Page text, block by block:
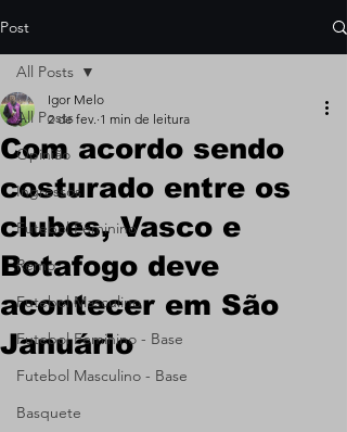
Post
All Posts
Opinião
Ingressos
Futebol Feminino
Remo
Futebol Masculino
Futebol Feminino - Base
Futebol Masculino - Base
Basquete
All Posts
Com acordo sendo
costurado entre os
clubes, Vasco e
Botafogo deve
acontecer em São
Januário
Igor Melo
2 de fev. 1 min de leitura